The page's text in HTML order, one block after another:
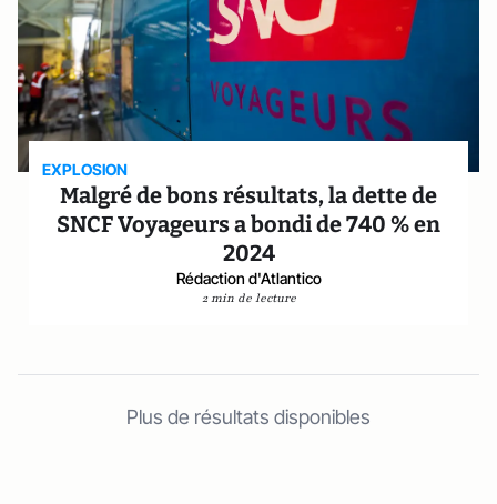
EXPLOSION
Malgré de bons résultats, la dette de
SNCF Voyageurs a bondi de 740 % en
2024
Rédaction d'Atlantico
2 min de lecture
Plus de résultats disponibles